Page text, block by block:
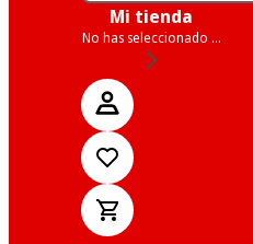
Mi tienda
No has seleccionado una